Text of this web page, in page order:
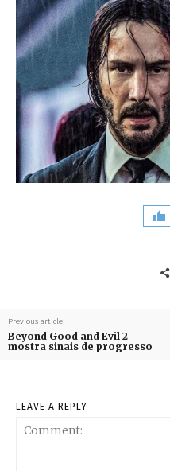
Previous article
Beyond Good and Evil 2
mostra sinais de progresso
LEAVE A REPLY